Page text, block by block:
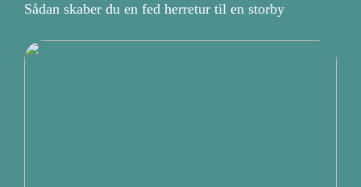
Sådan skaber du en fed herretur til en storby